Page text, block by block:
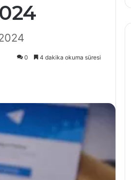
0 4 dakika okuma süresi